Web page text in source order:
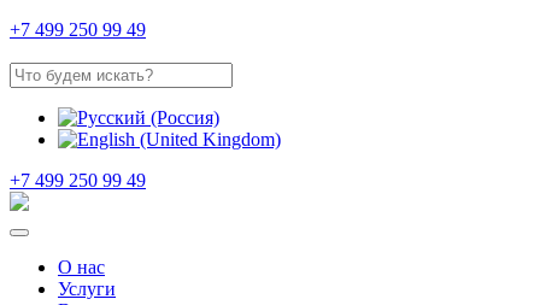
+7 499 250 99 49
+7 499 250 99 49
О нас
Услуги